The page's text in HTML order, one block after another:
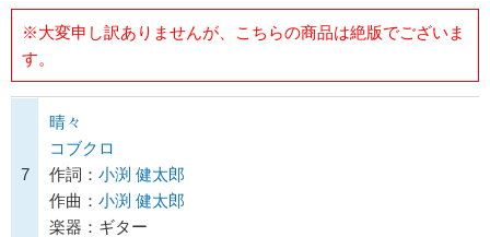
※大変申し訳ありませんが、こちらの商品は絶版でございま
す。
7
晴々
コブクロ
作詞： 小渕 健太郎
作曲： 小渕 健太郎
楽器：ギター